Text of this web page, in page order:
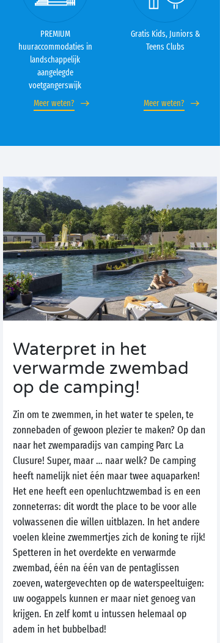
PREMIUM
huuraccommodaties in
landschappelijk
aangelegde
voetgangerswijk
Meer weten?
Gratis Kids, Juniors &
Teens Clubs
Meer weten?
Waterpret in het
verwarmde zwembad
op de camping!
Zin om te zwemmen, in het water te spelen, te
zonnebaden of gewoon plezier te maken? Op dan
naar het zwemparadijs van camping Parc La
Clusure! Super, maar … naar welk? De camping
heeft namelijk niet één maar twee aquaparken!
Het ene heeft een openluchtzwembad is en een
zonneterras: dit wordt the place to be voor alle
volwassenen die willen uitblazen. In het andere
voelen kleine zwemmertjes zich de koning te rijk!
Spetteren in het overdekte en verwarmde
zwembad, één na één van de pentaglissen
zoeven, watergevechten op de waterspeeltuigen:
uw oogappels kunnen er maar niet genoeg van
krijgen. En zelf komt u intussen helemaal op
adem in het bubbelbad!